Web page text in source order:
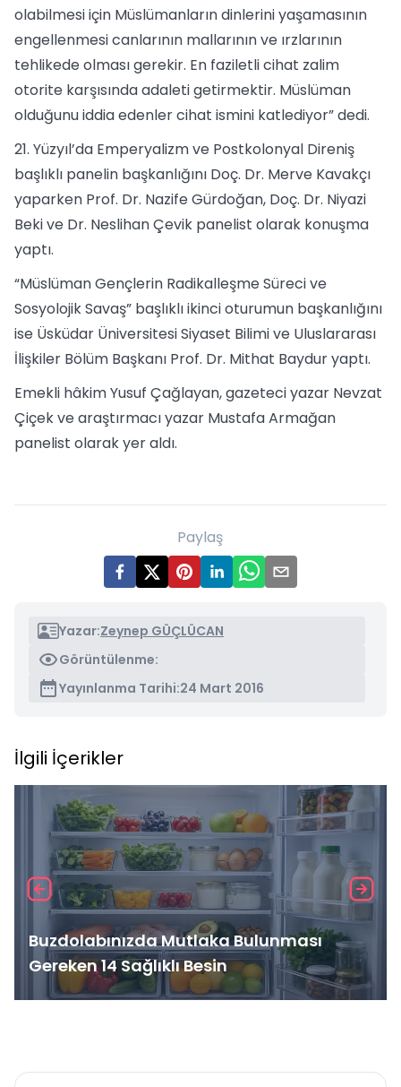
olabilmesi için Müslümanların dinlerini yaşamasının
engellenmesi canlarının mallarının ve ırzlarının
tehlikede olması gerekir. En faziletli cihat zalim
otorite karşısında adaleti getirmektir. Müslüman
olduğunu iddia edenler cihat ismini katlediyor” dedi.
21. Yüzyıl’da Emperyalizm ve Postkolonyal Direniş
başlıklı panelin başkanlığını Doç. Dr. Merve Kavakçı
yaparken Prof. Dr. Nazife Gürdoğan, Doç. Dr. Niyazi
Beki ve Dr. Neslihan Çevik panelist olarak konuşma
yaptı.
“Müslüman Gençlerin Radikalleşme Süreci ve
Sosyolojik Savaş” başlıklı ikinci oturumun başkanlığını
ise Üsküdar Üniversitesi Siyaset Bilimi ve Uluslararası
İlişkiler Bölüm Başkanı Prof. Dr. Mithat Baydur yaptı.
Emekli hâkim Yusuf Çağlayan, gazeteci yazar Nevzat
Çiçek ve araştırmacı yazar Mustafa Armağan
panelist olarak yer aldı.
Paylaş
Yazar:Zeynep GÜÇLÜCAN
Görüntülenme:
Yayınlanma Tarihi:24 Mart 2016
İlgili İçerikler
Buzdolabınızda Mutlaka Bulunması
Gereken 14 Sağlıklı Besin